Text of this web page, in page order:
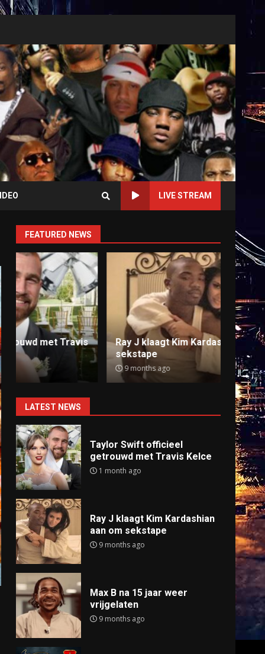
LIVE STREAM
FEATURED NEWS
Ray J klaagt Kim Kardashian aan om
sekstape
9 months ago
Anti-
9
LATEST NEWS
Taylor Swift officieel
getrouwd met Travis Kelce
1 month ago
Ray J klaagt Kim Kardashian
aan om sekstape
9 months ago
Max B na 15 jaar weer
vrijgelaten
9 months ago